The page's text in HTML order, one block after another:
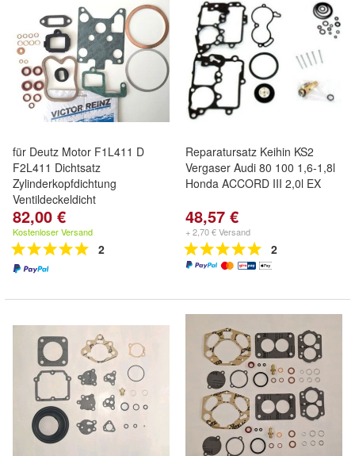
für Deutz Motor F1L411 D
F2L411 Dichtsatz
Zylinderkopfdichtung
Ventildeckeldicht
82,00 €
Kostenloser Versand
2
Reparatursatz Keihin KS2
Vergaser Audi 80 100 1,6-1,8l
Honda ACCORD III 2,0l EX
48,57 €
+ 2,70 € Versand
2